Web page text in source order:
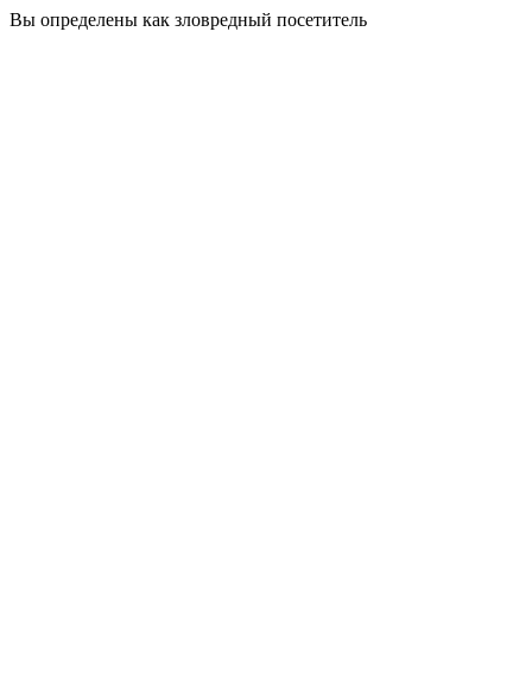
Вы определены как зловредный посетитель